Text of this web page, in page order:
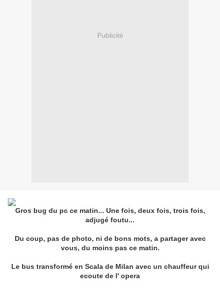
Publicité
Gros bug du pc ce matin... Une fois, deux fois, trois fois,
adjugé foutu...
Du coup, pas de photo, ni de bons mots, a partager avec
vous, du moins pas ce matin.
Le bus transformé en Scala de Milan avec un chauffeur qui
ecoute de l' opera